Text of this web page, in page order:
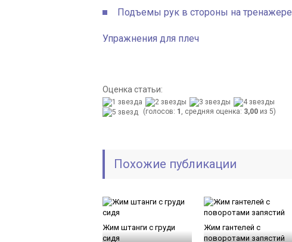
Подъемы рук в стороны на тренажере
Упражнения для плеч
Оценка статьи:
(голосов: 1 , средняя оценка: 3,00 из 5)
Похожие публикации
Жим штанги с груди
сидя
Жим гантелей с
поворотами запястий